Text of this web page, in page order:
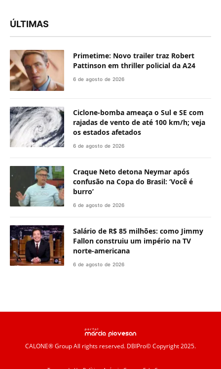
ÚLTIMAS
Primetime: Novo trailer traz Robert
Pattinson em thriller policial da A24
6 de agosto de 2026
Ciclone-bomba ameaça o Sul e SE com
rajadas de vento de até 100 km/h; veja
os estados afetados
6 de agosto de 2026
Craque Neto detona Neymar após
confusão na Copa do Brasil: ‘Você é
burro’
6 de agosto de 2026
Salário de R$ 85 milhões: como Jimmy
Fallon construiu um império na TV
norte-americana
6 de agosto de 2026
CALONE® GroupAll rights reserved. DBIPro© Copyright 2025.